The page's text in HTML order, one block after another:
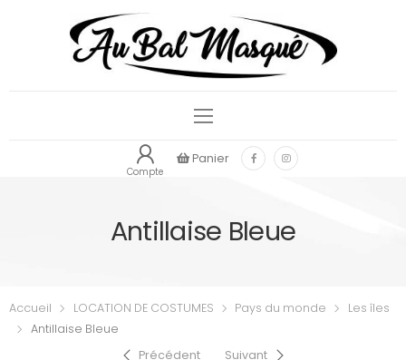
Compte
Panier
Antillaise Bleue
Accueil LOCATION DE COSTUMES Pays du monde
Les îles
Antillaise Bleue
Précédent
Suivant